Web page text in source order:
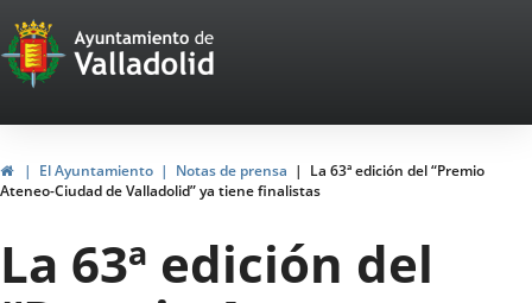
Portal
Web
del
Ayuntamiento
de
Valladolid
HomeEl Ayuntamiento Notas de prensa
La 63ª edición del “Premio
Ateneo-Ciudad de Valladolid” ya tiene finalistas
La 63ª edición del